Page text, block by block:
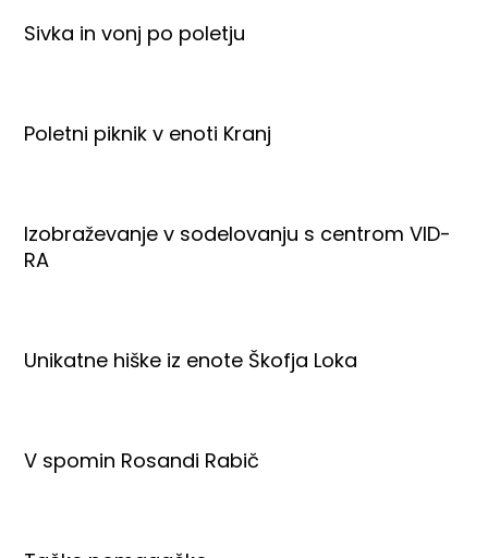
Sivka in vonj po poletju
Poletni piknik v enoti Kranj
Izobraževanje v sodelovanju s centrom VID-
RA
Unikatne hiške iz enote Škofja Loka
V spomin Rosandi Rabič